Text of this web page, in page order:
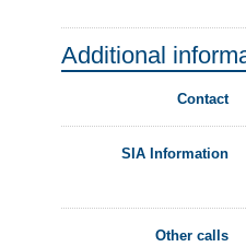
Additional
Contact
SIA Information
Other calls